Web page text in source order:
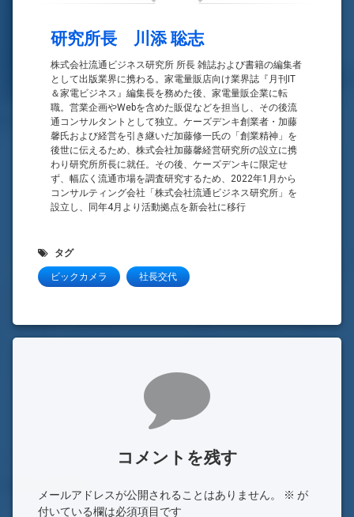
研究所長 川添 聡志
株式会社流通ビジネス研究所 所長 雑誌および書籍の編集者
として出版業界に携わる。家電量販店向け業界誌『月刊IT
＆家電ビジネス』編集長を務めた後、家電量販企業に転
職。営業企画やWebを含めた販促などを担当し、その後流
通コンサルタントとして独立。ケーズデンキ創業者・加藤
馨氏および経営を引き継いだ加藤修一氏の「創業精神」を
後世に伝えるため、株式会社加藤馨経営研究所の設立に携
わり研究所所長に就任。その後、ケーズデンキに限定せ
ず、幅広く流通市場を調査研究するため、2022年1月から
コンサルティング会社「株式会社流通ビジネス研究所」を
設立し、同年4月より活動拠点を新会社に移行
タグ
ビックカメラ 社長交代
コメントを残す
メールアドレスが公開されることはありません。 ※ が
付いている欄は必須項目です